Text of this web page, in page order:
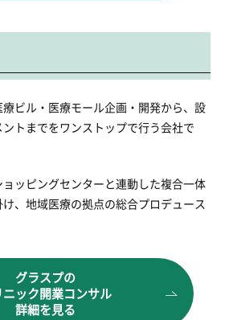
ビル・医療モール企画・開発から、設
トまでをワンストップで行う会社で
ッピングセンターと連動した複合一体
、地域医療の拠点の総合プロデュース
グラスプの
ニック開業コンサル
詳細を見る